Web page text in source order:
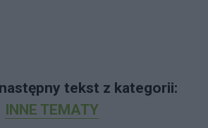
tekst z kategorii:
INNE TEMATY